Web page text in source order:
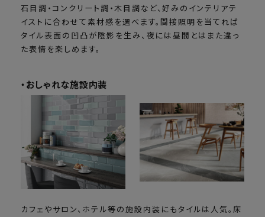
石目調・コンクリート調・木目調など、好みのインテリアテ
イストに合わせて素材感を選べます。間接照明を当てれば
タイル表面の凹凸が陰影を生み、夜には昼間とはまた違っ
た表情を楽しめます。
・おしゃれな施設内装
カフェやサロン、ホテル等の施設内装にもタイルは人気。床